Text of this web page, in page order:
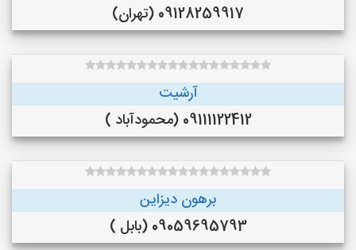
09128259917 (تهران)
آرشیت
09111122412 (محمودآباد )
برهون دیزاین
09059695793 (بابل )